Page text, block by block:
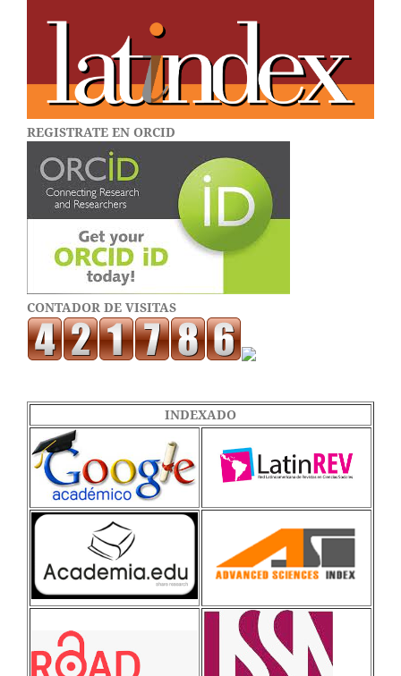
REGISTRATE EN ORCID
CONTADOR DE VISITAS
INDEXADO